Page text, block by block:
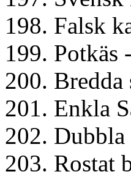
198. Falsk
199. Potkäs -
200. Bredda
201. Enkla
202. Dubbla
203. Rostat